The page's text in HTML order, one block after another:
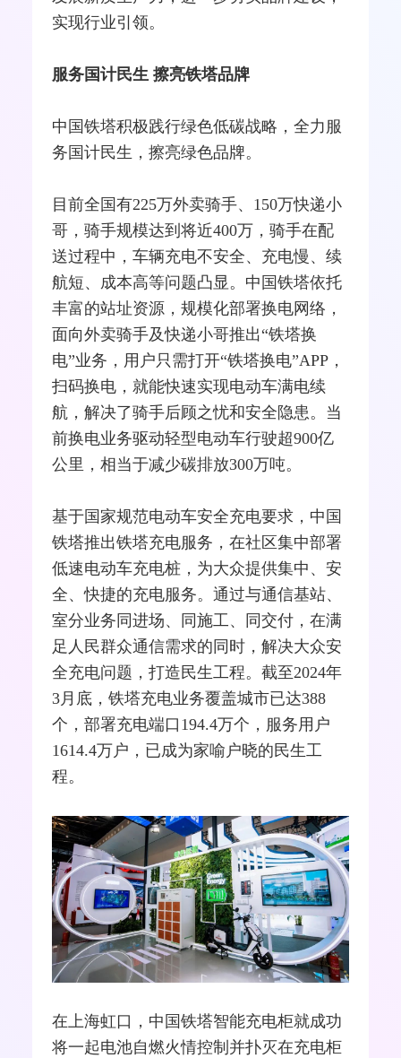
实现行业引领。
服务国计民生 擦亮铁塔品牌
中国铁塔积极践行绿色低碳战略，全力服
务国计民生，擦亮绿色品牌。
目前全国有225万外卖骑手、150万快递小
哥，骑手规模达到将近400万，骑手在配
送过程中，车辆充电不安全、充电慢、续
航短、成本高等问题凸显。中国铁塔依托
丰富的站址资源，规模化部署换电网络，
面向外卖骑手及快递小哥推出“铁塔换
电”业务，用户只需打开“铁塔换电”APP，
扫码换电，就能快速实现电动车满电续
航，解决了骑手后顾之忧和安全隐患。当
前换电业务驱动轻型电动车行驶超900亿
公里，相当于减少碳排放300万吨。
基于国家规范电动车安全充电要求，中国
铁塔推出铁塔充电服务，在社区集中部署
低速电动车充电桩，为大众提供集中、安
全、快捷的充电服务。通过与通信基站、
室分业务同进场、同施工、同交付，在满
足人民群众通信需求的同时，解决大众安
全充电问题，打造民生工程。截至2024年
3月底，铁塔充电业务覆盖城市已达388
个，部署充电端口194.4万个，服务用户
1614.4万户，已成为家喻户晓的民生工
程。
在上海虹口，中国铁塔智能充电柜就成功
将一起电池自燃火情控制并扑灭在充电柜